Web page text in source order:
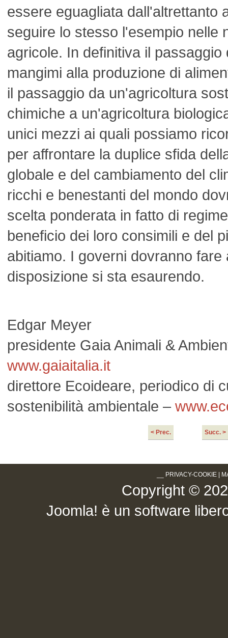
essere eguagliata dall'altrettanto
seguire lo stesso l'esempio nelle
agricole. In definitiva il passaggio
mangimi alla produzione di
il passaggio da un'agricoltura
chimiche a un'agricoltura
unici mezzi ai quali possiamo
per affrontare la duplice sfida
globale e del cambiamento del
ricchi e benestanti del mondo
scelta ponderata in fatto di
beneficio dei loro consimili e del
abitiamo. I governi dovranno
disposizione si sta esaurendo.
Edgar Meyer
presidente Gaia Animali &
www.gaiaitalia.it
direttore Ecoideare, periodico di
sostenibilità ambientale –
< Prec. Succ. >
PRIVACY-COOKIE
Copyright ©
Joomla! è un software